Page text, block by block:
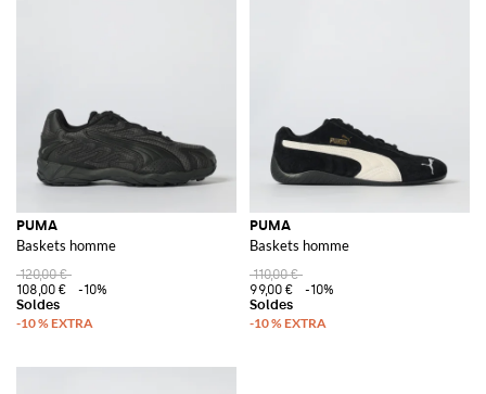
PUMA
Baskets homme
120,00 €
108,00 €
-10%
PUMA
Baskets homme
110,00 €
99,00 €
-10%